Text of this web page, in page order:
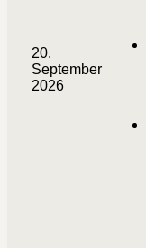
20.
September
2026